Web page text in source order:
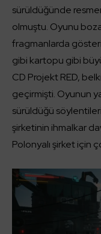
sürüldüğünde
olmuştu. Oyunu
fragmanlarda
gibi kartopu gibi
CD Projekt RED,
geçirmişti. Oyunun
sürüldüğü
şirketinin ihmalkar
Polonyalı şirket için